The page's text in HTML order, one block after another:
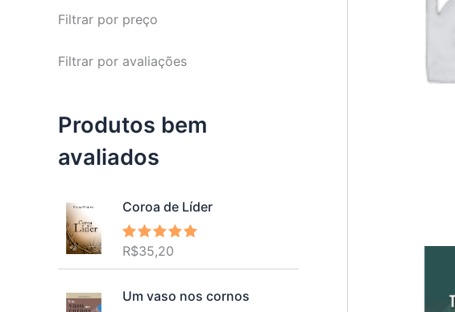
Filtrar por preço
Filtrar por avaliações
Produtos bem
avaliados
Coroa de Líder
Avaliação
R$35,20
Um vaso nos cornos